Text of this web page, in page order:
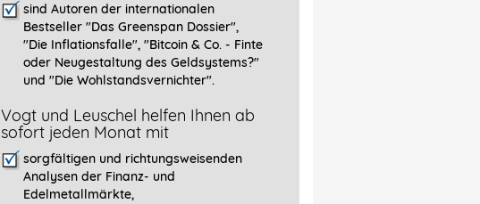
sind Autoren der internationalen
Bestseller "Das Greenspan Dossier",
"Die Inflationsfalle", "Bitcoin & Co. - Finte
oder Neugestaltung des Geldsystems?"
und "Die Wohlstandsvernichter".
Vogt und Leuschel helfen Ihnen ab
sofort jeden Monat mit
sorgfältigen und richtungsweisenden
Analysen der Finanz- und
Edelmetallmärkte,